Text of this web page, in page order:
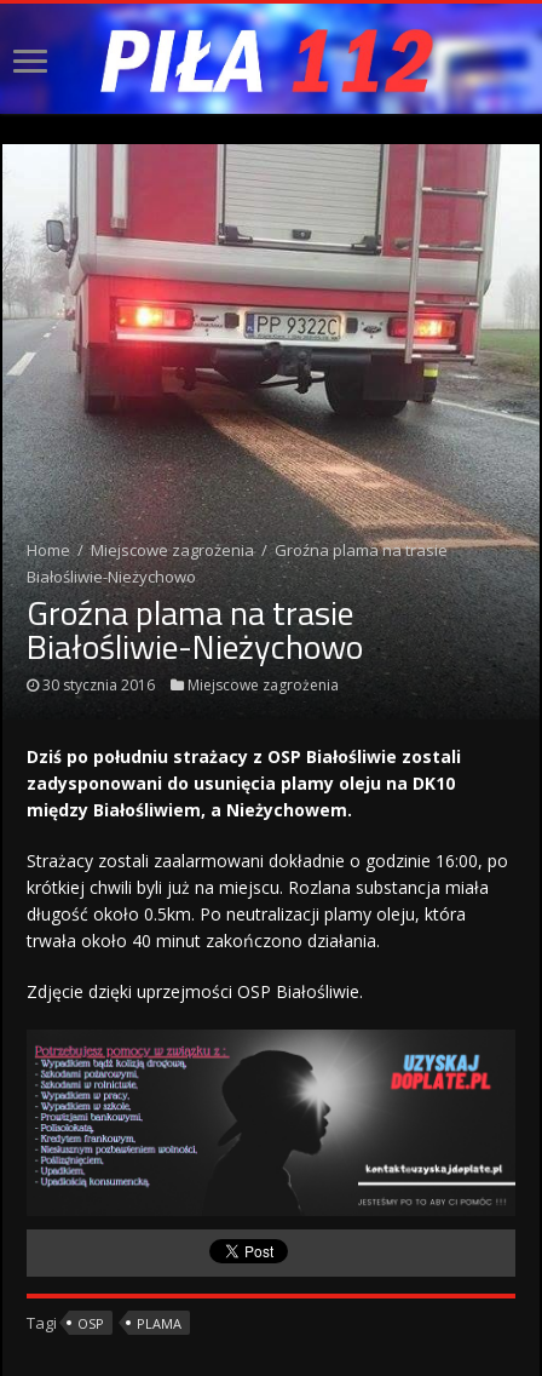
Home / Miejscowe zagrożenia / Groźna plama na trasie
Białośliwie-Nieżychowo
Groźna plama na trasie
Białośliwie-Nieżychowo
30 stycznia 2016 Miejscowe zagrożenia
Dziś po południu strażacy z OSP Białośliwie zostali
zadysponowani do usunięcia plamy oleju na DK10
między Białośliwiem, a Nieżychowem.
Strażacy zostali zaalarmowani dokładnie o godzinie 16:00, po
krótkiej chwili byli już na miejscu. Rozlana substancja miała
długość około 0.5km. Po neutralizacji plamy oleju, która
trwała około 40 minut zakończono działania.
Zdjęcie dzięki uprzejmości OSP Białośliwie.
Tagi OSP PLAMA